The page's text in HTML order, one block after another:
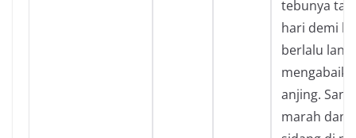
tebunya
hari demi
berlalu
anjing.
marah dan